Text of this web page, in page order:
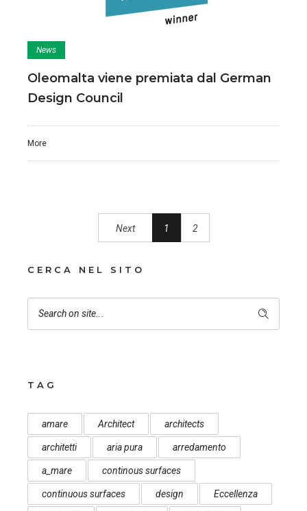
News
Oleomalta viene premiata dal German
Design Council
More
Next 1 2
CERCA NEL SITO
TAG
amare Architect architects
architetti aria pura arredamento
a_mare continous surfaces
continuous surfaces design Eccellenza